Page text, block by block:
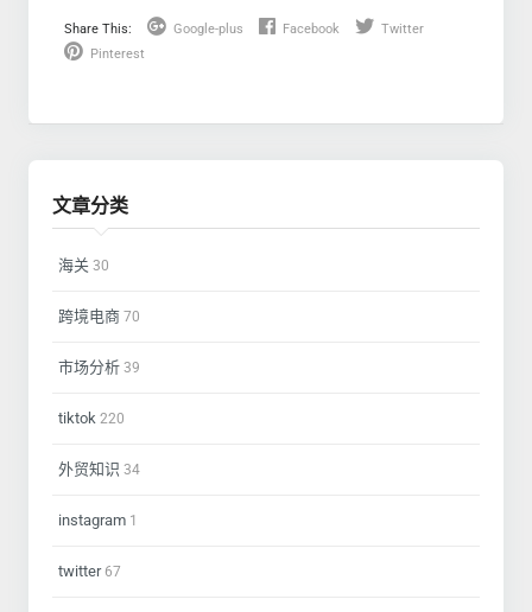
Share This: Google-plus Facebook
Twitter
Pinterest
文章分类
海关 30
跨境电商 70
市场分析 39
tiktok 220
外贸知识 34
instagram 1
twitter67